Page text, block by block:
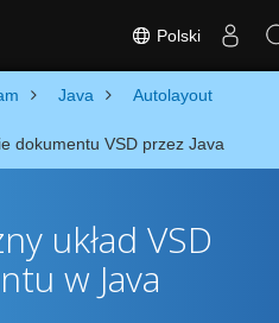
Polski
Java Autolayout
dokumentu VSD przez Java
układ VSD
w Java